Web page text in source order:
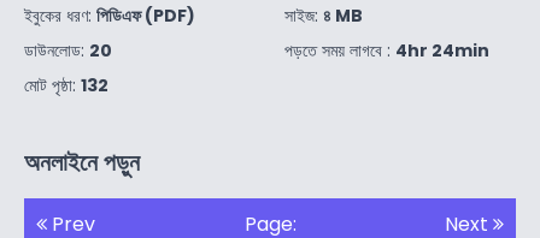
ইবুকের ধরণ: পিডিএফ (PDF)
ডাউনলোড: 20
মোট পৃষ্ঠা: 132
সাইজ: ৪ MB
পড়তে সময় লাগবে : 4hr 24min
অনলাইনে পড়ুন
Prev Page: Next